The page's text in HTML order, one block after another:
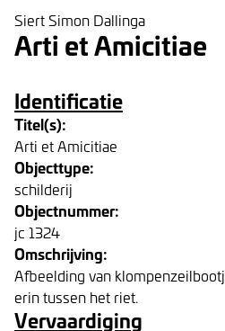
Siert Simon Dallinga
Arti et Amicitiae
Identificatie
Titel(s):
Arti et Amicitiae
Objecttype:
schilderij
Objectnummer:
jc 1324
Omschrijving:
Afbeelding van
erin tussen het riet.
Vervaardiging